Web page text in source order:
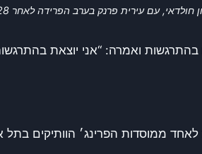
עירית פרנק בערב הפרידה לאחר 28 שנות ניהול תיאטרון הסמטה.
ואמרה: “אני יוצאת
ממוסדות הפרינג׳ הוותיקים בתל